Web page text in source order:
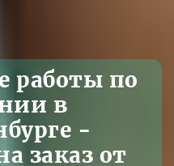
работы по
в
-
заказ от